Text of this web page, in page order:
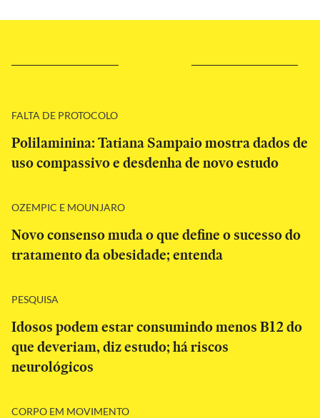
FALTA DE PROTOCOLO
Polilaminina: Tatiana Sampaio mostra dados de
uso compassivo e desdenha de novo estudo
OZEMPIC E MOUNJARO
Novo consenso muda o que define o sucesso do
tratamento da obesidade; entenda
PESQUISA
Idosos podem estar consumindo menos B12 do
que deveriam, diz estudo; há riscos
neurológicos
CORPO EM MOVIMENTO